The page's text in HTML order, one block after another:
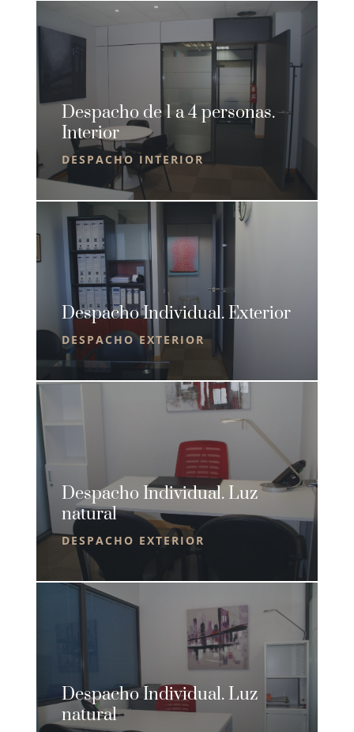
Despacho de 1 a 4 personas.
Interior
DESPACHO INTERIOR
Despacho Individual. Exterior
DESPACHO EXTERIOR
Despacho Individual. Luz
natural
DESPACHO EXTERIOR
Despacho Individual. Luz
natural